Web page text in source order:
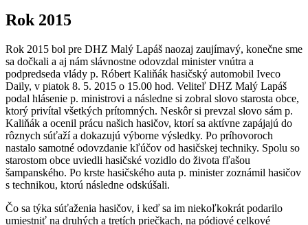
Rok 2015
Rok 2015 bol pre DHZ Malý Lapáš naozaj zaujímavý, konečne sme
sa dočkali a aj nám slávnostne odovzdal minister vnútra a
podpredseda vlády p. Róbert Kaliňák hasičský automobil Iveco
Daily, v piatok 8. 5. 2015 o 15.00 hod. Veliteľ DHZ Malý Lapáš
podal hlásenie p. ministrovi a následne si zobral slovo starosta obce,
ktorý privítal všetkých prítomných. Neskôr si prevzal slovo sám p.
Kaliňák a ocenil prácu našich hasičov, ktorí sa aktívne zapájajú do
rôznych súťaží a dokazujú výborne výsledky. Po príhovoroch
nastalo samotné odovzdanie kľúčov od hasičskej techniky. Spolu so
starostom obce uviedli hasičské vozidlo do života fľašou
šampanského. Po krste hasičského auta p. minister zoznámil hasičov
s technikou, ktorú následne odskúšali.
Čo sa týka súťaženia hasičov, i keď sa im niekoľkokrát podarilo
umiestniť na druhých a tretích priečkach, na pódiové celkové